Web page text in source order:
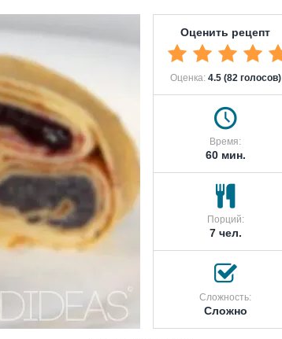
Оценить рецепт
Оценка: 4.5 (82 голосов)
Время:
60 мин.
Порций:
7 чел.
Сложность:
Сложно